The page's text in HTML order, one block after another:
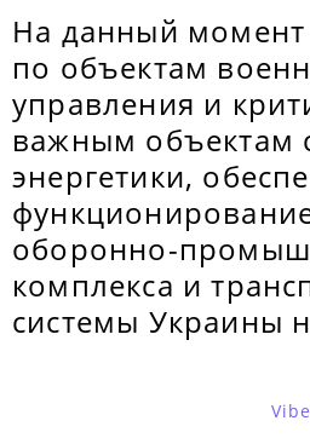
На данный
по объектам
управления и
важным объектам
энергетики,
оборонно-
комплекса и
системы Украины